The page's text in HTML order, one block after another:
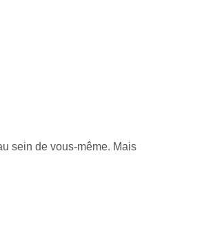
sein de vous-même. Mais